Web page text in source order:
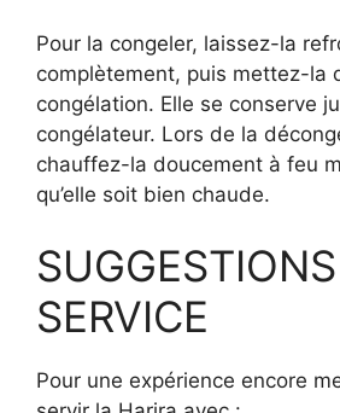
Pour la congeler, laissez-la
complètement, puis mettez-la
congélation. Elle se conserve
congélateur. Lors de la
chauffez-la doucement à feu
qu’elle soit bien chaude.
SERVICE
Pour une expérience encore